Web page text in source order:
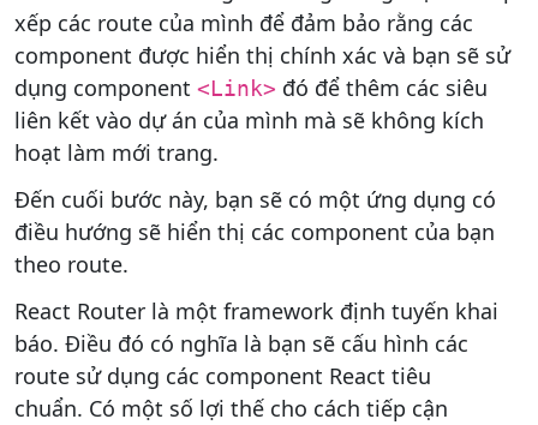
xếp các route của mình để đảm bảo rằng các
component được hiển thị chính xác và bạn sẽ sử
dụng component <Link> đó để thêm các siêu
liên kết vào dự án của mình mà sẽ không kích
hoạt làm mới trang.
Đến cuối bước này, bạn sẽ có một ứng dụng có
điều hướng sẽ hiển thị các component của bạn
theo route.
React Router là một framework định tuyến khai
báo. Điều đó có nghĩa là bạn sẽ cấu hình các
route sử dụng các component React tiêu
chuẩn. Có một số lợi thế cho cách tiếp cận